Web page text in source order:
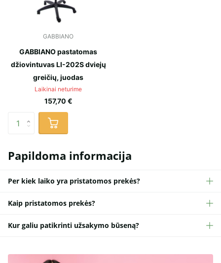
GABBIANO
GABBIANO pastatomas
džiovintuvas LI-202S dviejų
greičių, juodas
Laikinai neturime
157,70 €
Papildoma informacija
Per kiek laiko yra pristatomos prekės?
Kaip pristatomos prekės?
Kur galiu patikrinti užsakymo būseną?